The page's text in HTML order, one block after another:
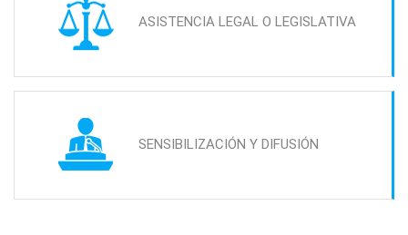
ASISTENCIA LEGAL O LEGISLATIVA
SENSIBILIZACIÓN Y DIFUSIÓN